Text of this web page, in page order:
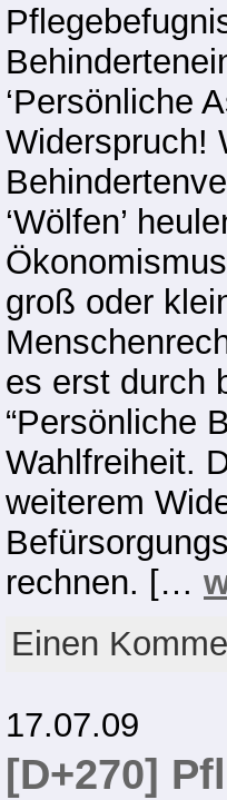
‘Persönliche
Widerspruch!
‘Wölfen’
groß oder
es erst durch
“Persönliche
Wahlfreiheit.
weiterem
rechnen. […
Einen
17.07.09
[D+270]